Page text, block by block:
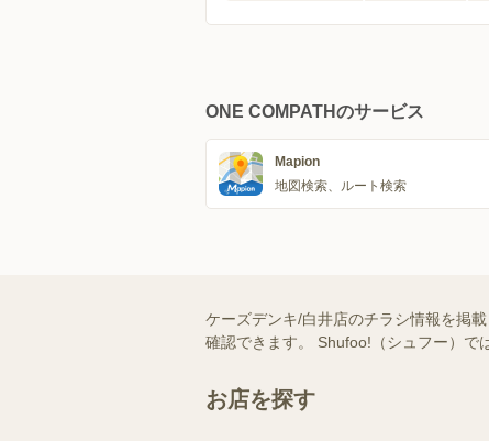
ONE COMPATHのサービス
Mapion
地図検索、ルート検索
ケーズデンキ/白井店のチラシ情報を掲
確認できます。 Shufoo!（シュフー）で
お店を探す